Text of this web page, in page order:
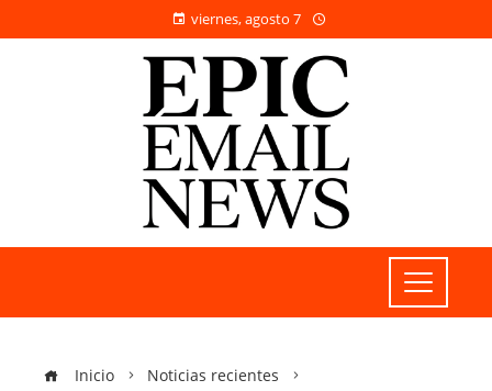
viernes, agosto 7
Inicio
Noticias recientes